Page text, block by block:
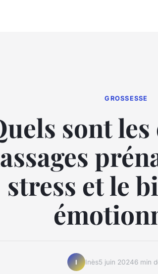
GROSSESSE
sont les
stress et le
I Inès5 juin 20246 min